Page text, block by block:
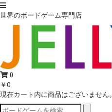
世界のボードゲーム専門店
0
￥0
現在カート内に商品はございません。